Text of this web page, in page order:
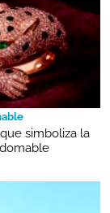
simboliza la